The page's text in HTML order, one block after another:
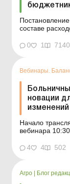
составе
командировку
бюджетных
0 1 7140
Вебинары.
новации
изменений
Начало
вебинара 10:30-11:30 Назначение, получение
Командировки
правила
трудовому
4 4 502
Агро Блог